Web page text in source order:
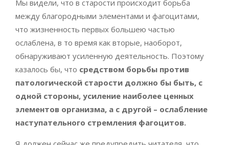
Мы видели, что в старости происходит борьба
между благородными элементами и фагоцитами,
что жизненность первых большею частью
ослаблена, в то время как вторые, наоборот,
обнаруживают усиленную деятельность. Поэтому
казалось бы, что средством борьбы против
патологической старости должно бы быть, с
одной стороны, усиление наиболее ценных
элементов организма, а с другой – ослабление
наступательного стремления фагоцитов.